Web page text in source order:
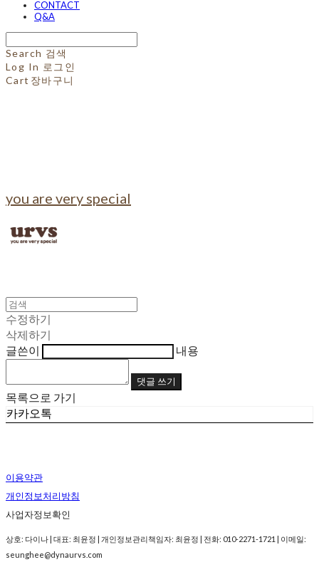
CONTACT
Q&A
Search 검색
Log In 로그인
Cart 장바구니
you are very special
수정하기
삭제하기
글쓴이
내용
댓글 쓰기
목록으로 가기
카카오톡
이용약관
개인정보처리방침
사업자정보확인
상호: 다이나 | 대표: 최윤정 | 개인정보관리책임자: 최윤정 | 전화: 010-2271-1721 | 이메일:
seunghee@dynaurvs.com